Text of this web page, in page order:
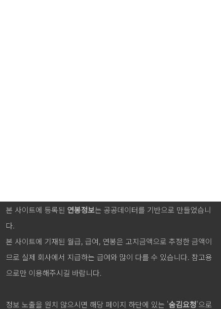
본 사이트에 등록된 연봉정보는 공공데이터를 기반으로 만들었습니
다.
본 사이트에 기재된 월급, 급여, 연봉은 고지금액으로 추정한 금액이
므로 실제 회사에서 지급하는 급여와 많이 다를 수 있습니다. 참고용
으로만 이용해주시길 바랍니다.
정보 노출을 원치 않으시면 해당 페이지 하단에 있는 '숨김요청'으로